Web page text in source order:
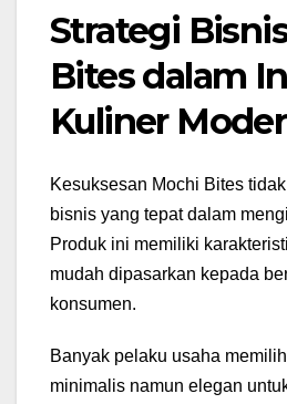
Strategi
Bites dalam
Kuliner
Kesuksesan Mochi Bites
bisnis yang tepat dalam
Produk ini memiliki
mudah dipasarkan kepada
konsumen.
Banyak pelaku usaha
minimalis namun elegan